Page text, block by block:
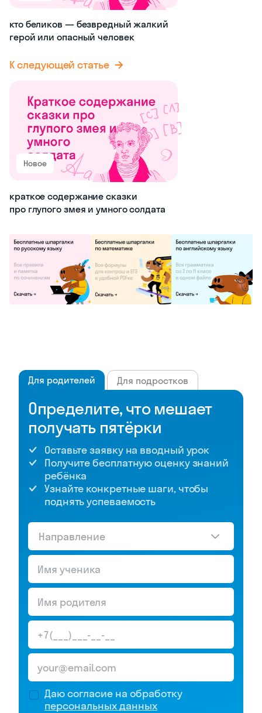
кто беликов — безвредный жалкий
герой или опасный человек
К следующей статье
Новое
краткое содержание сказки
про глупого змея и умного солдата
Для родителей Для подростков
Определите, что мешает
получать пятёрки
Оставьте заявку на вводный урок
Получите бесплатную оценку знаний
ребёнка
Узнайте конкретные шаги, чтобы
поднять успеваемость
Направление
Даю согласие на обработку
персональных данных